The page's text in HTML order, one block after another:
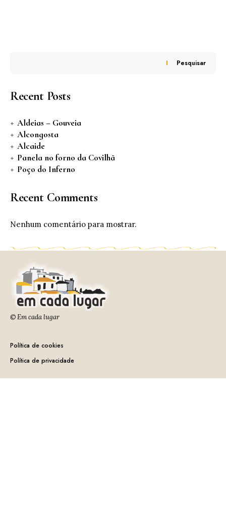
Pesquisar
Recent Posts
Aldeias – Gouveia
Alcongosta
Alcaide
Panela no forno da Covilhã
Poço do Inferno
Recent Comments
Nenhum comentário para mostrar.
© Em cada lugar
Política de cookies
Política de privacidade